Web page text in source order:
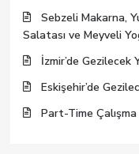
Sebzeli Makarna,
Salatası ve Meyveli
İzmir’de Gezilecek
Eskişehir’de
Part-Time Çalışma